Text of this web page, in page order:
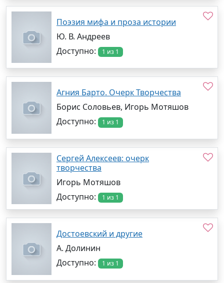
Поэзия мифа и проза истории
Ю. В. Андреев
Доступно:
1 из 1
Агния Барто. Очерк Творчества
Борис Соловьев, Игорь Мотяшов
Доступно:
1 из 1
Сергей Алексеев: очерк
творчества
Игорь Мотяшов
Доступно:
1 из 1
Достоевский и другие
А. Долинин
Доступно:
1 из 1